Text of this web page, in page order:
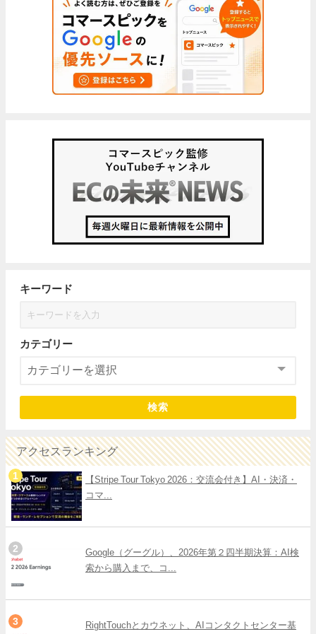
キーワード
カテゴリー
検索
アクセスランキング
【Stripe Tour Tokyo 2026：交流会付き】AI・決済・
コマ...
Google（グーグル）、2026年第２四半期決算：AI検
索から購入まで、コ...
RightTouchとカウネット、AIコンタクトセンター基